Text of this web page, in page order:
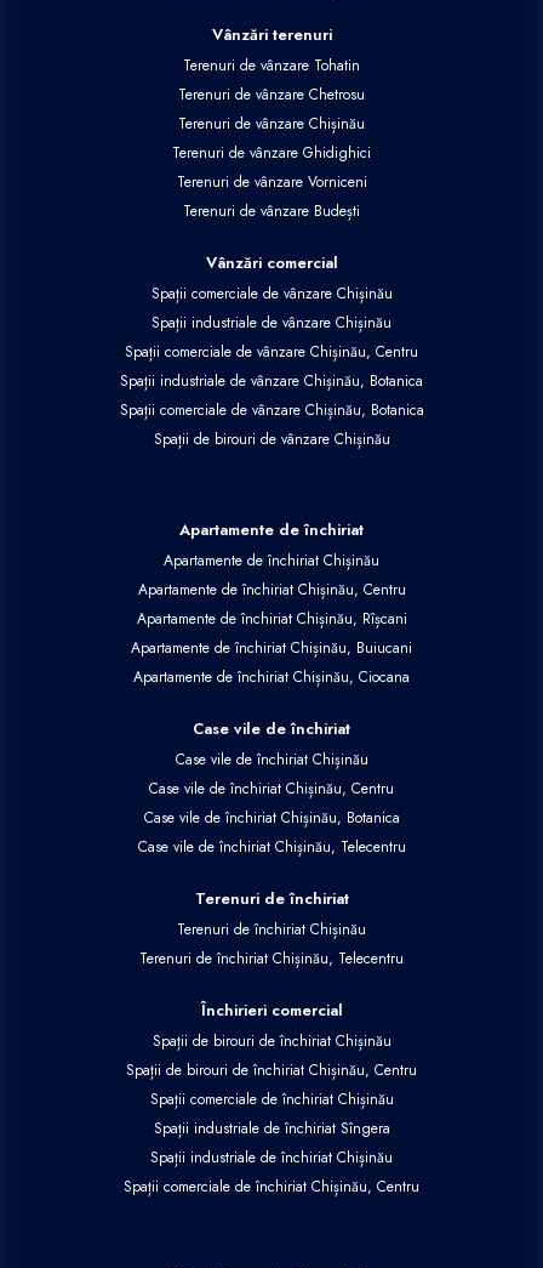
Vânzări terenuri
Terenuri de vânzare Tohatin
Terenuri de vânzare Chetrosu
Terenuri de vânzare Chișinău
Terenuri de vânzare Ghidighici
Terenuri de vânzare Vorniceni
Terenuri de vânzare Budești
Vânzări comercial
Spații comerciale de vânzare Chișinău
Spații industriale de vânzare Chișinău
Spații comerciale de vânzare Chișinău, Centru
Spații industriale de vânzare Chișinău, Botanica
Spații comerciale de vânzare Chișinău, Botanica
Spații de birouri de vânzare Chișinău
Apartamente de închiriat
Apartamente de închiriat Chișinău
Apartamente de închiriat Chișinău, Centru
Apartamente de închiriat Chișinău, Rîșcani
Apartamente de închiriat Chișinău, Buiucani
Apartamente de închiriat Chișinău, Ciocana
Case vile de închiriat
Case vile de închiriat Chișinău
Case vile de închiriat Chișinău, Centru
Case vile de închiriat Chișinău, Botanica
Case vile de închiriat Chișinău, Telecentru
Terenuri de închiriat
Terenuri de închiriat Chișinău
Terenuri de închiriat Chișinău, Telecentru
Închirieri comercial
Spații de birouri de închiriat Chișinău
Spații de birouri de închiriat Chișinău, Centru
Spații comerciale de închiriat Chișinău
Spații industriale de închiriat Sîngera
Spații industriale de închiriat Chișinău
Spații comerciale de închiriat Chișinău, Centru